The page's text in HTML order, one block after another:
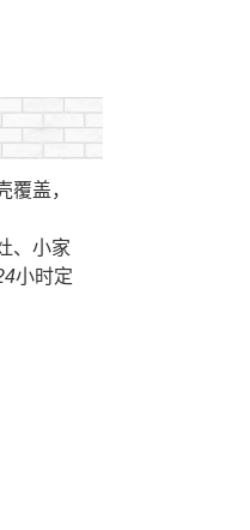
盖，
、小家
小时定